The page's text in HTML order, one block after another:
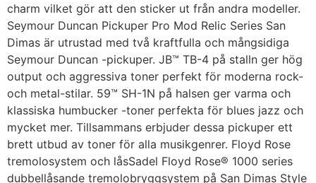
charm vilket gör att den sticker ut från andra modeller.
Seymour Duncan Pickuper Pro Mod Relic Series San
Dimas är utrustad med två kraftfulla och mångsidiga
Seymour Duncan -pickuper. JB™ TB-4 på stalln ger hög
output och aggressiva toner perfekt för moderna rock-
och metal-stilar. 59™ SH-1N på halsen ger varma och
klassiska humbucker -toner perfekta för blues jazz och
mycket mer. Tillsammans erbjuder dessa pickuper ett
brett utbud av toner för alla musikgenrer. Floyd Rose
tremolosystem och låsSadel Floyd Rose® 1000 series
dubbellåsande tremolobryggsystem på San Dimas Style